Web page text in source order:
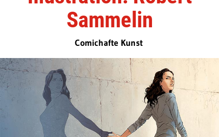
Sammelin
Comichafte Kunst